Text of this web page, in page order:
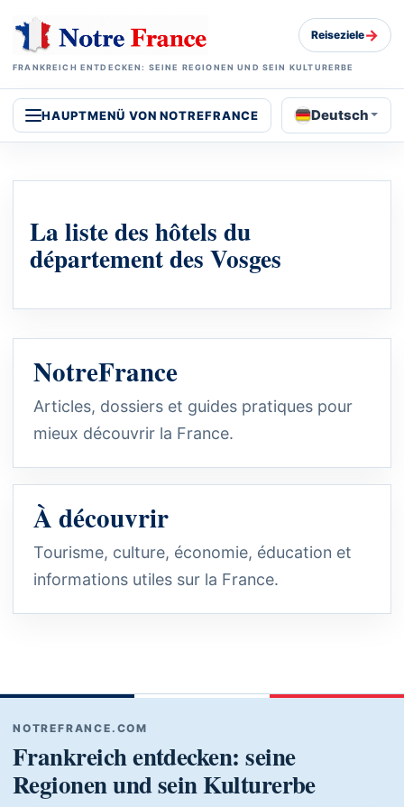
FRANKREICH ENTDECKEN: SEINE REGIONEN UND SEIN KULTURERBE
Reiseziele→
HAUPTMENÜ VON NOTREFRANCE Deutsch
La liste des hôtels du
département des Vosges
NotreFrance
Articles, dossiers et guides pratiques pour
mieux découvrir la France.
À découvrir
Tourisme, culture, économie, éducation et
informations utiles sur la France.
NOTREFRANCE.COM
Frankreich entdecken: seine
Regionen und sein Kulturerbe